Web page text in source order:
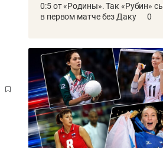
0:5 от «Родины». Так «Рубин»
в первом матче без Даку
0